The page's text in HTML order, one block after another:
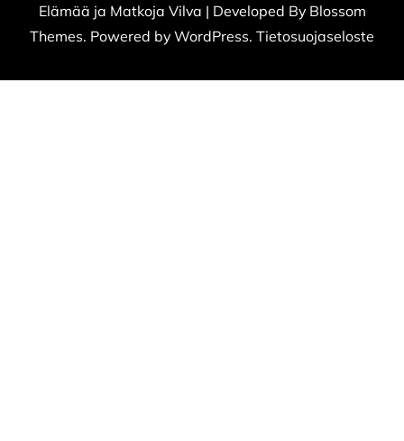
Elämää ja Matkoja Vilva | Developed By Blossom
Themes. Powered byWordPress. Tietosuojaseloste